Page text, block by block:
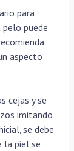
para
puede
aspecto
cejas y se
imitando
se debe
la piel se